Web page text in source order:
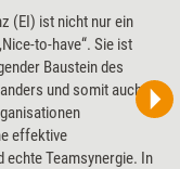
(EI) ist nicht nur ein
to-have“. Sie ist
Baustein des
und somit auch in
effektive
echte Teamsynergie. In